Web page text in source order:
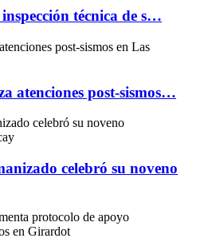
técnica de s…
atenciones post-sismos…
celebró su noveno